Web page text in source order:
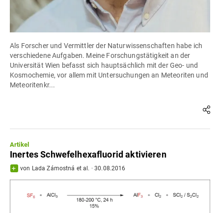
Als Forscher und Vermittler der Naturwissenschaften habe ich
verschiedene Aufgaben. Meine Forschungstätigkeit an der
Universität Wien befasst sich hauptsächlich mit der Geo- und
Kosmochemie, vor allem mit Untersuchungen an Meteoriten und
Meteoritenkr...
Artikel
Inertes Schwefelhexafluorid aktivieren
von Lada Zámostná et al. ·30.08.2016